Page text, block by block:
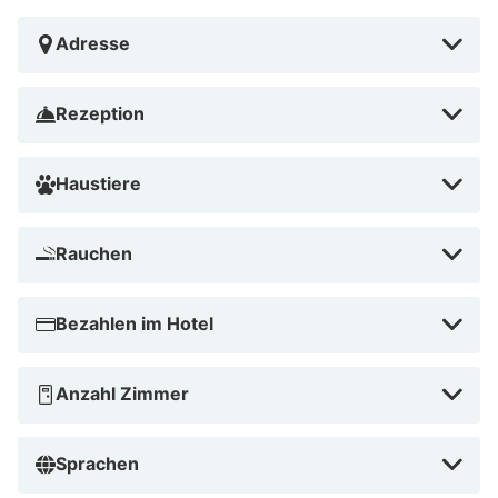
(MUC) – 257,6 km Flughafen Frankfurt Intl. (FRA) –
Siebenquell GesundZeitResort in Weißenstadt liegt in
Fichtelgebirge und Ohře entfernt. Dieses Hotel für
Familien ist 1,8 km von Naturschutzgebiet Platte und
Adresse
Rezeption
Haustiere
Rauchen
Bezahlen im Hotel
Anzahl Zimmer
Sprachen